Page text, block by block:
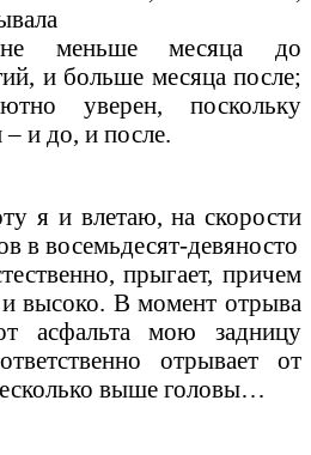
не меньше месяца до
и больше месяца после;
уверен, поскольку
– и до, и после.
я и влетаю, на скорости
в восемьдесят-девяносто
прыгает, причем
высоко. В момент отрыва
асфальта мою задницу
отрывает от
выше головы…